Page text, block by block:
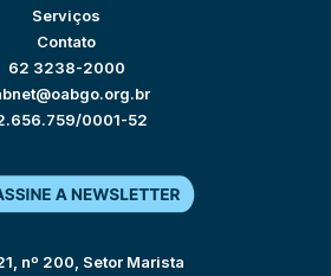
Serviços
Contato
62 3238-2000
0001-52
nº 200, Setor Marista